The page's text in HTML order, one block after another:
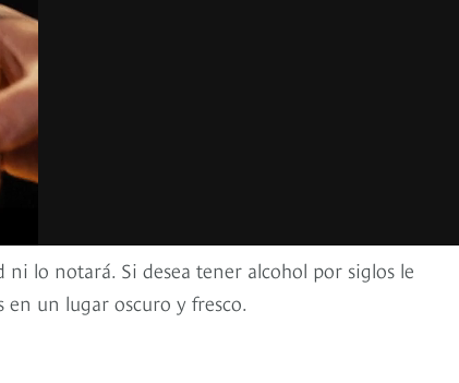
lo notará. Si desea tener alcohol por siglos le
un lugar oscuro y fresco.